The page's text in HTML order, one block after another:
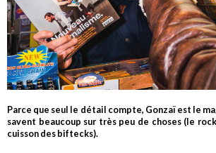
Parce que seul le détail compte, Gonzaï est le
savent beaucoup sur très peu de choses (le
cuisson des biftecks).